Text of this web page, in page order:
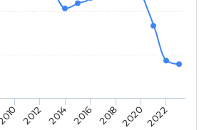
2012 2014 2016 2018 20202022